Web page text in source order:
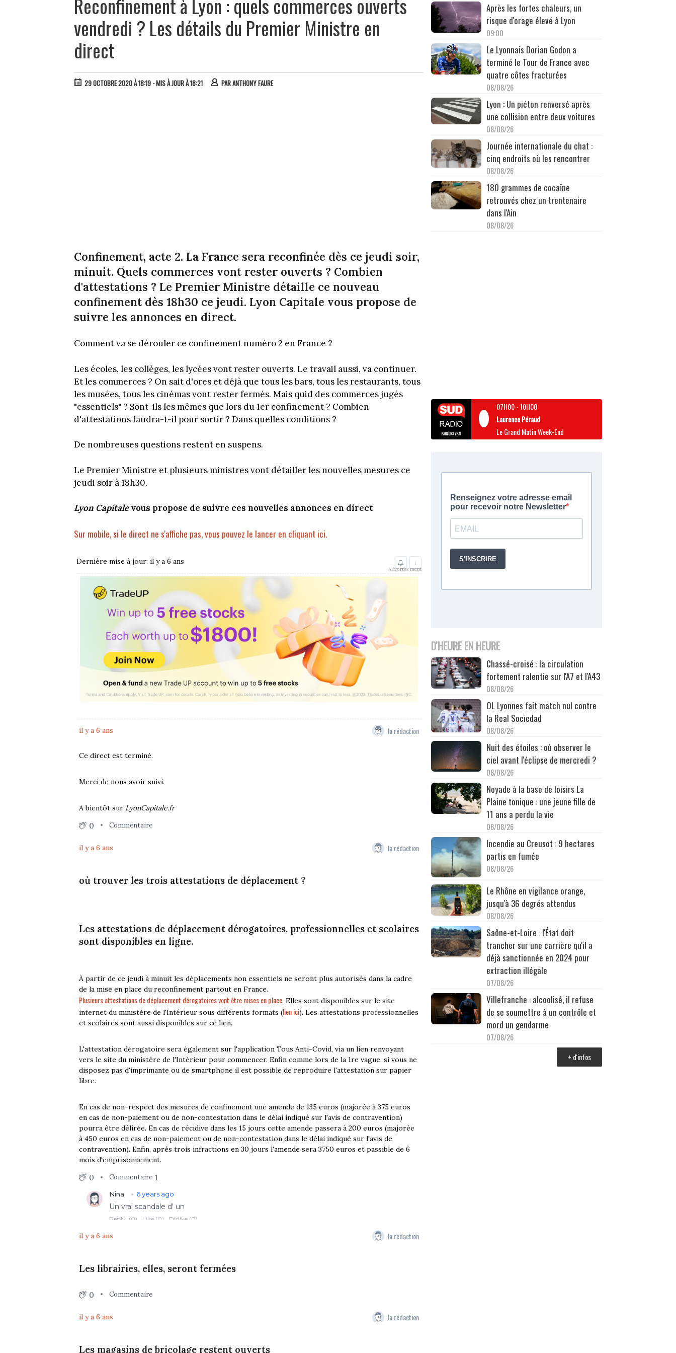
Reconfinement à Lyon : quels commerces ouverts
vendredi ? Les détails du Premier Ministre en
direct
29 OCTOBRE 2020 À 18:19 - MIS À JOUR À 18:21 PARANTHONY FAURE
Confinement, acte 2. La France sera reconfinée dès ce jeudi soir,
minuit. Quels commerces vont rester ouverts ? Combien
d'attestations ? Le Premier Ministre détaille ce nouveau
confinement dès 18h30 ce jeudi. Lyon Capitale vous propose de
suivre les annonces en direct.
Comment va se dérouler ce confinement numéro 2 en France ?
Les écoles, les collèges, les lycées vont rester ouverts. Le travail aussi, va continuer.
Et les commerces ? On sait d'ores et déjà que tous les bars, tous les restaurants, tous
les musées, tous les cinémas vont rester fermés. Mais quid des commerces jugés
"essentiels" ? Sont-ils les mêmes que lors du 1er confinement ? Combien
d'attestations faudra-t-il pour sortir ? Dans quelles conditions ?
De nombreuses questions restent en suspens.
Le Premier Ministre et plusieurs ministres vont détailler les nouvelles mesures ce
jeudi soir à 18h30.
Lyon Capitalevous propose de suivre ces nouvelles annonces en direct
Sur mobile, si le direct ne s'affiche pas, vous pouvez le lancer en cliquant ici.
Dernière mise à jour: il y a 6 ans ↓
Advertisement
il y a 6 ans la rédaction
Ce direct est terminé.
Merci de nous avoir suivi.
A bientôt sur LyonCapitale.fr
0 Commentaire
il y a 6 ans la rédaction
où trouver les trois attestations de déplacement ?
Les attestations de déplacement dérogatoires, professionnelles et scolaires
sont disponibles en ligne.
À partir de ce jeudi à minuit les déplacements non essentiels ne seront plus autorisés dans la cadre
de la mise en place du reconfinement partout en France.
Plusieurs attestations de déplacement dérogatoires vont être mises en place. Elles sont disponibles sur le site
internet du ministère de l'Intérieur sous différents formats (lien ici). Les attestations professionnelles
et scolaires sont aussi disponibles sur ce lien.
L'attestation dérogatoire sera également sur l'application Tous Anti-Covid, via un lien renvoyant
vers le site du ministère de l'Intérieur pour commencer. Enfin comme lors de la 1re vague, si vous ne
disposez pas d'imprimante ou de smartphone il est possible de reproduire l'attestation sur papier
libre.
En cas de non-respect des mesures de confinement une amende de 135 euros (majorée à 375 euros
en cas de non-paiement ou de non-contestation dans le délai indiqué sur l'avis de contravention)
pourra être délirée. En cas de récidive dans les 15 jours cette amende passera à 200 euros (majorée
à 450 euros en cas de non-paiement ou de non-contestation dans le délai indiqué sur l'avis de
contravention). Enfin, après trois infractions en 30 jours l'amende sera 3750 euros et passible de 6
mois d'emprisonnement.
0 Commentaire 1
il y a 6 ans la rédaction
Les librairies, elles, seront fermées
0 Commentaire
il y a 6 ans la rédaction
Les magasins de bricolage restent ouverts
Après les fortes chaleurs, un
risque d'orage élevé à Lyon
09:00
Le Lyonnais Dorian Godon a
terminé le Tour de France avec
quatre côtes fracturées
08/08/26
Lyon : Un piéton renversé après
une collision entre deux voitures
08/08/26
Journée internationale du chat :
cinq endroits où les rencontrer
08/08/26
180 grammes de cocaïne
retrouvés chez un trentenaire
dans l'Ain
08/08/26
07H00-10H00
Laurence Péraud
Le Grand Matin Week-End
D'HEURE EN HEURE
Chassé-croisé : la circulation
fortement ralentie sur l'A7 et l'A43
08/08/26
OL Lyonnes fait match nul contre
la Real Sociedad
08/08/26
Nuit des étoiles : où observer le
ciel avant l'éclipse de mercredi ?
08/08/26
Noyade à la base de loisirs La
Plaine tonique : une jeune fille de
11 ans a perdu la vie
08/08/26
Incendie au Creusot : 9 hectares
partis en fumée
08/08/26
Le Rhône en vigilance orange,
jusqu'à 36 degrés attendus
08/08/26
Saône-et-Loire : l'État doit
trancher sur une carrière qu'il a
déjà sanctionnée en 2024 pour
extraction illégale
07/08/26
Villefranche : alcoolisé, il refuse
de se soumettre à un contrôle et
mord un gendarme
07/08/26
+ d'infos